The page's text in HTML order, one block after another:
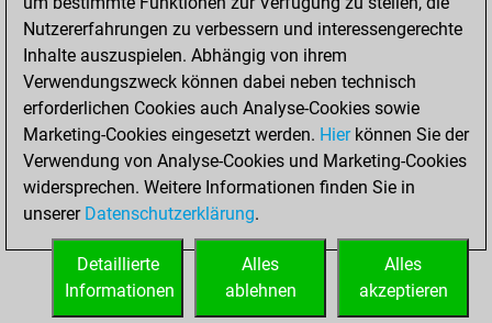
Matt auf vollem Brett
0
Bauer setzt Matt
Erstickte Matts
Unterverwandlungen
0
Türme auf der siebten
0
STARTSEITE
Nutzererfahrungen zu verbessern und interessengerechte
Inhalte auszuspielen. Abhängig von ihrem
Verwendungszweck können dabei neben technisch
erforderlichen Cookies auch Analyse-Cookies sowie
Marketing-Cookies eingesetzt werden. Hierkönnen Sie der
Verwendung von Analyse-Cookies und Marketing-Cookies
widersprechen. Weitere Informationen finden Sie in
unserer Datenschutzerklärung.
Alles
akzeptieren
Alles
ablehnen
Detaillierte
Informationen